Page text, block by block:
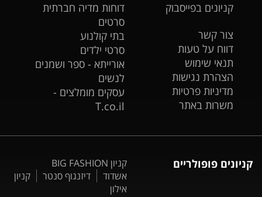
קניונים בפייסבוק
צור קשר
דווח על טעות
תנאי שימוש
הצהרת נגישות
מדיניות פרטיות
משרות באתר
דוחות מדיה חברתית
סרטים
בתי קולנוע
סרטי ילדים
אורייתא - ספר ושמנים
לנשים
עסקים מומלצים -
T.co.il
קניונים פופולריים
קניון BIG FASHION
אשדוד
דיזנגוף סנטר
קניון
אילון